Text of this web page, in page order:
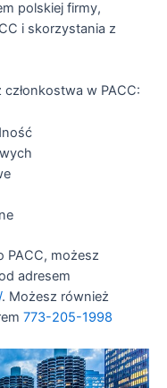
polskiej firmy,
i skorzystania z
w PACC:
PACC, możesz
adresem
. Możesz również
773-205-1998